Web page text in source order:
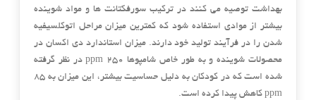
بهداشت توصیه می کنند در ترکیب سورفکتانت ها و مواد شوینده
بیشتر از موادی استفاده شود که کمترین میزان مراحل اتوکلسیفیه
شدن را در فرآیند تولید خود دارند. میزان استاندارد دی اکسان در
محصولات شوینده و به طور خاص شامپوها ۲۵۰ ppm در نظر گرفته
شده است که در کودکان به دلیل حساسیت بیشتر، این میزان به ۸۵
ppm کاهش پیدا کرده است.